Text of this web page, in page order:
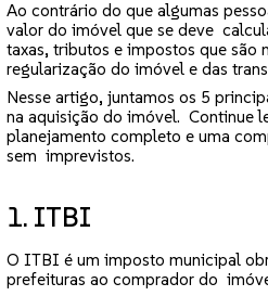
Ao contrário do que algumas
valor do imóvel que se deve
taxas, tributos e impostos que são
regularização do imóvel e das
Nesse artigo, juntamos os 5
na aquisição do imóvel. Continue
planejamento completo e uma
sem imprevistos.
1. ITBI
O ITBI é um imposto municipal
prefeituras ao comprador do